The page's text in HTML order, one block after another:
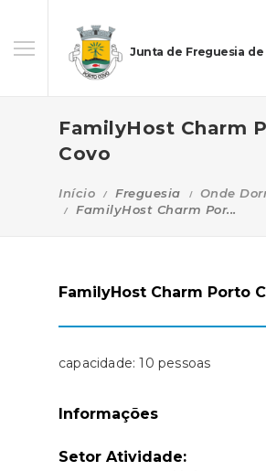
Junta de Freguesia de
FamilyHost Charm
Covo
Início Freguesia
Onde
FamilyHost Charm Por...
FamilyHost Charm Porto
capacidade: 10 pessoas
Informações
Setor Atividade: